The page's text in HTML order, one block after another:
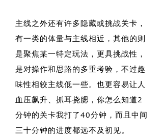
主线之外还有许多隐藏或挑战关卡，
有一类的体量与主线相近，其他的则
是聚焦某一特定玩法，更具挑战性，
是对操作和思路的多重考验，不过趣
味性相较主线低一些。也更容易让人
血压飙升、抓耳挠腮，你怎么知道2
分钟的关卡我打了40分钟，而且中间
三十分钟的进度都远不及初见。